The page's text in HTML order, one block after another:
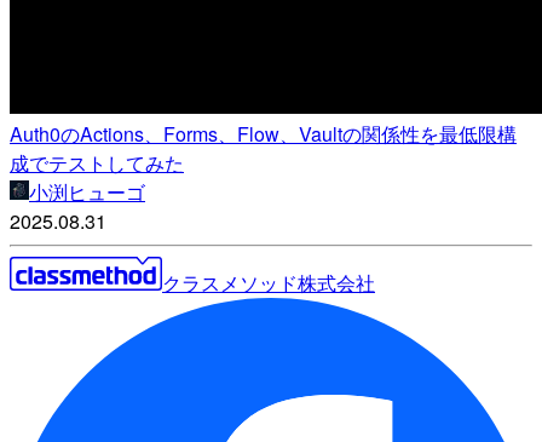
Auth0のActions、Forms、Flow、Vaultの関係性を最低限構
成でテストしてみた
小渕ヒューゴ
2025.08.31
クラスメソッド株式会社